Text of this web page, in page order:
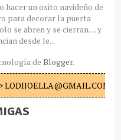
hacer un osito navideño de
para decorar la puerta
se abren y se cierran… y
desde le...
de Blogger.